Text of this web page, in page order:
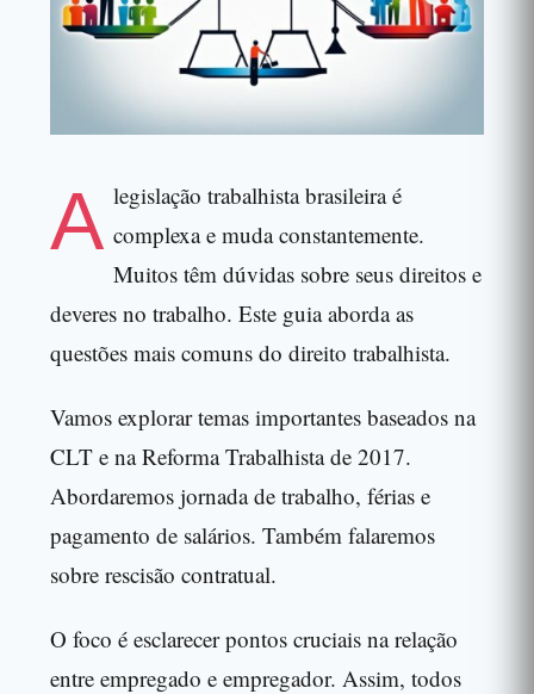
A legislação trabalhista brasileira é
complexa e muda constantemente.
Muitos têm dúvidas sobre seus direitos e
deveres no trabalho. Este guia aborda as
questões mais comuns do direito trabalhista.
Vamos explorar temas importantes baseados na
CLT e na Reforma Trabalhista de 2017.
Abordaremos jornada de trabalho, férias e
pagamento de salários. Também falaremos
sobre rescisão contratual.
O foco é esclarecer pontos cruciais na relação
entre empregado e empregador. Assim, todos